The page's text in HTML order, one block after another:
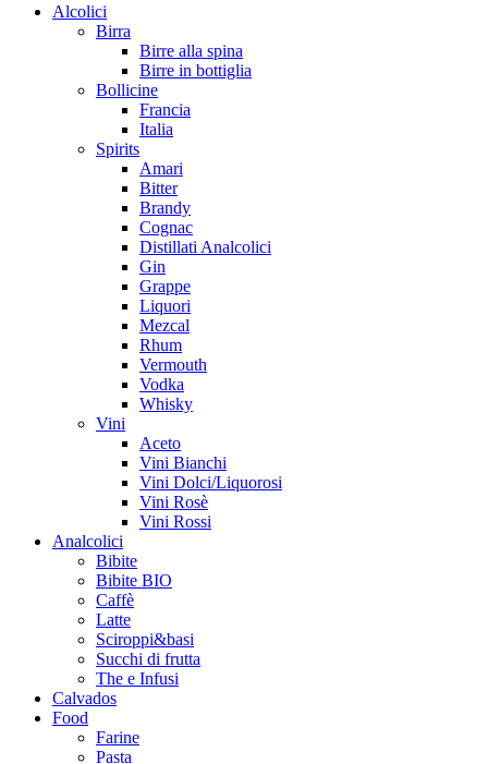
Alcolici
Birra
Birre alla spina
Birre in bottiglia
Bollicine
Francia
Italia
Spirits
Amari
Bitter
Brandy
Cognac
Distillati Analcolici
Gin
Grappe
Liquori
Mezcal
Rhum
Vermouth
Vodka
Whisky
Vini
Aceto
Vini Bianchi
Vini Dolci/Liquorosi
Vini Rosè
Vini Rossi
Analcolici
Bibite
Bibite BIO
Caffè
Latte
Sciroppi&basi
Succhi di frutta
The e Infusi
Calvados
Food
Farine
Pasta